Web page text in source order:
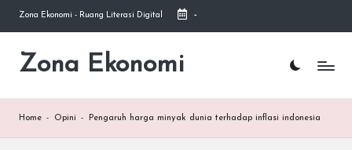
Skip
content
Zona Ekonomi - Ruang Literasi Digital -
Zona Ekonomi
Ruang
Home - Opini - Pengaruh harga minyak dunia terhadap inflasi indonesia